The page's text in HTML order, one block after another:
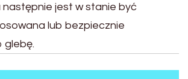
następnie jest w stanie być
lub bezpiecznie
glebę.